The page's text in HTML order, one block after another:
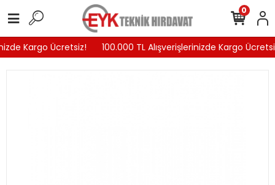
Kargo Ücretsiz! 100.000 TL Alışverişlerinizde Kargo
0